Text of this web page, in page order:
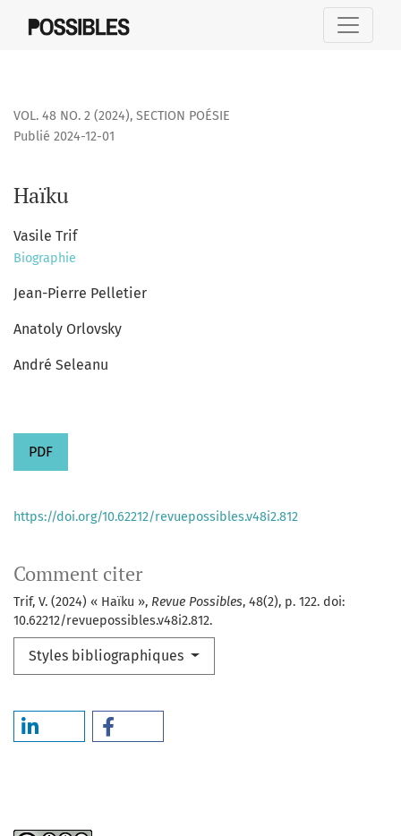
VOL. 48 NO. 2 (2024), SECTION POÉSIE
Haïku
Publié 2024-12-01
Vasile Trif
Biographie
Jean-Pierre Pelletier
Anatoly Orlovsky
André Seleanu
PDF
Comment citer
Trif, V. (2024) « Haïku », Revue Possibles, 48(2), p. 122. doi:
10.62212/revuepossibles.v48i2.812.
Styles bibliographiques
https://doi.org/10.62212/revuepossibles.v48i2.812